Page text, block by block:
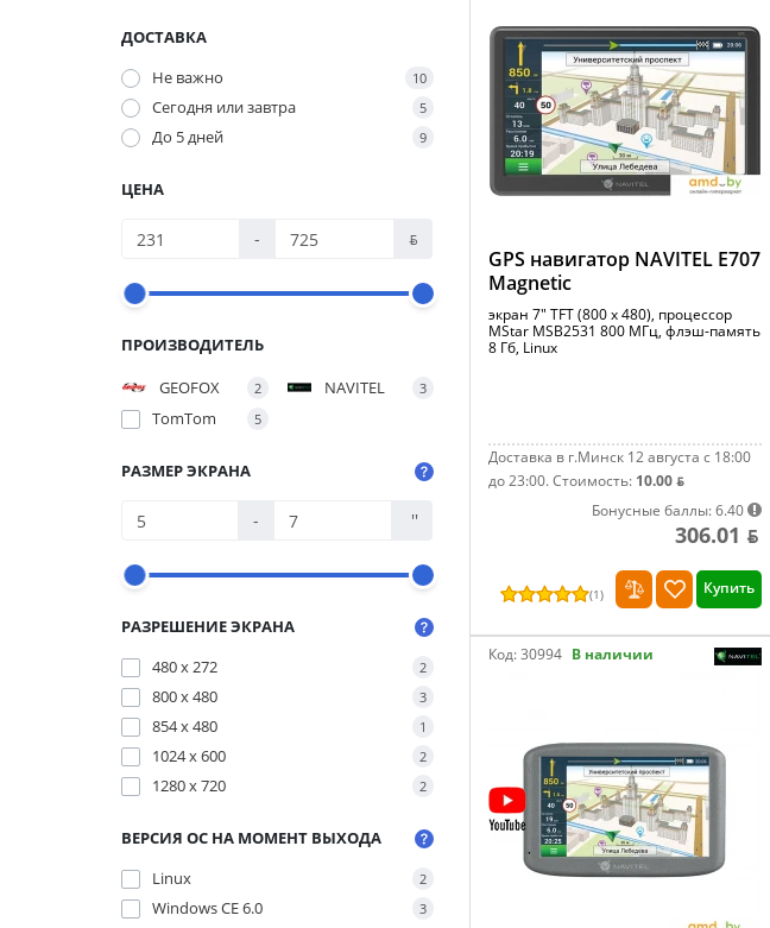
ДОСТАВКА
Не важно
10
Сегодня или завтра 5
До 5 дней 9
ЦЕНА
- ƃ
ПРОИЗВОДИТЕЛЬ
GEOFOX
2 NAVITEL 3
TomTom 5
РАЗМЕР ЭКРАНА
- ''
РАЗРЕШЕНИЕ ЭКРАНА
480 x 272
2
800 x 480 3
854 x 480 1
1024 x 600 2
1280 x 720 2
ВЕРСИЯ ОС НА МОМЕНТ ВЫХОДА
Linux
2
Windows CE 6.0 3
GPS навигатор NAVITEL E707
Magnetic
экран 7" TFT (800 x 480), процессор
MStar MSB2531 800 МГц, флэш-память
8 Гб, Linux
Доставка в г.Минск 12 августа с 18:00
до 23:00.Стоимость: 10.00 ƃ
Бонусные баллы: 6.40
306.01 ƃ
(1) Купить
Код:30994 В наличии